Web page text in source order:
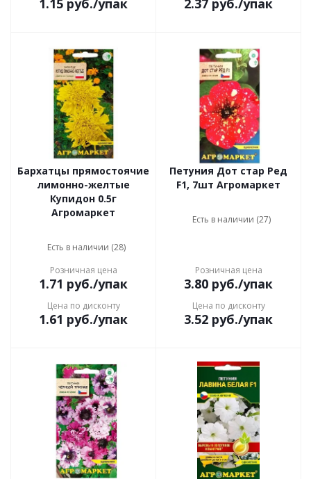
1.15 руб./упак 2.37 руб./упак
Бархатцы прямостоячие
лимонно-желтые
Купидон 0.5г
Агромаркет
Есть в наличии (28)
Розничная цена
1.71 руб./упак
Цена по дисконту
1.61 руб./упак
Петуния Дот стар Ред
F1, 7шт Агромаркет
Есть в наличии (27)
Розничная цена
3.80 руб./упак
Цена по дисконту
3.52 руб./упак